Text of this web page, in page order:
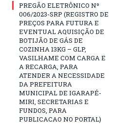
PREGÃO ELETRÔNICO Nº
006/2023-SRP (REGISTRO DE
PREÇOS PARA FUTURA E
EVENTUAL AQUISIÇÃO DE
BOTIJÃO DE GÁS DE
COZINHA 13KG – GLP,
VASILHAME COM CARGA E
A RECARGA, PARA
ATENDER A NECESSIDADE
DA PREFEITURA
MUNICIPAL DE IGARAPÉ-
MIRI, SECRETARIAS E
FUNDOS, PARA
PUBLICACAO NO PORTAL)